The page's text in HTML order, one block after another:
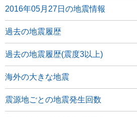
2016年05月27日の地震情報
過去の地震履歴
過去の地震履歴(震度3以上)
海外の大きな地震
震源地ごとの地震発生回数